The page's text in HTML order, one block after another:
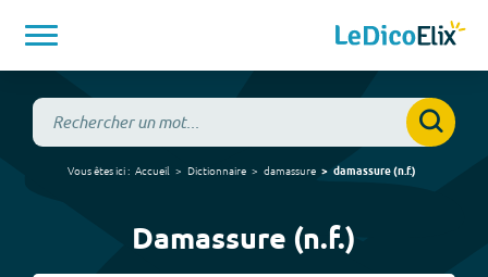
Vous êtes ici : Accueil Dictionnaire damassure damassure(n.f.)
Damassure (n.f.)